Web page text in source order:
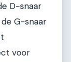
D-snaar
G-snaar
voor